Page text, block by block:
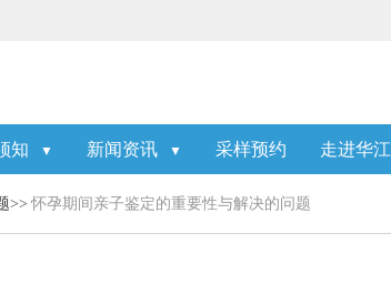
知 ▼ 新闻资讯 ▼ 采样预约 走进华江
>>怀孕期间亲子鉴定的重要性与解决的问题